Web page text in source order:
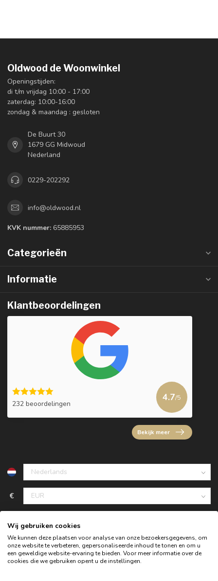
Oldwood de Woonwinkel
Openingstijden:
di t/m vrijdag 10:00 - 17:00
zaterdag: 10:00-16:00
zondag & maandag : gesloten
De Buurt 30
1679 GG Midwoud
Nederland
0229-202292
info@oldwood.nl
KVK nummer: 65885953
Categorieën
Informatie
Klantbeoordelingen
232 beoordelingen
4.7/5
Bekijk meer
€
Wij gebruiken cookies
We kunnen deze plaatsen voor analyse van onze bezoekersgegevens, om
onze website te verbeteren, gepersonaliseerde inhoud te tonen en om u
een geweldige website-ervaring te bieden. Voor meer informatie over de
cookies die we gebruiken opent u de instellingen.